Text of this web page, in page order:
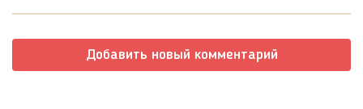
Добавить новый комментарий